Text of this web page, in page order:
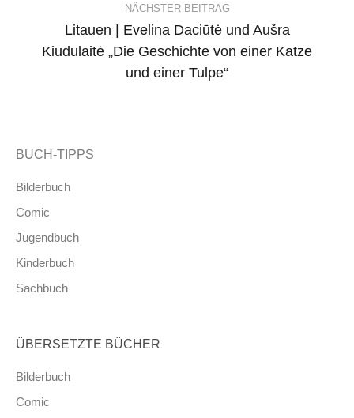
NÄCHSTER BEITRAG
Litauen | Evelina Daciūtė und Aušra
Kiudulaitė „Die Geschichte von einer Katze
und einer Tulpe“
BUCH-TIPPS
Bilderbuch
Comic
Jugendbuch
Kinderbuch
Sachbuch
ÜBERSETZTE BÜCHER
Bilderbuch
Comic